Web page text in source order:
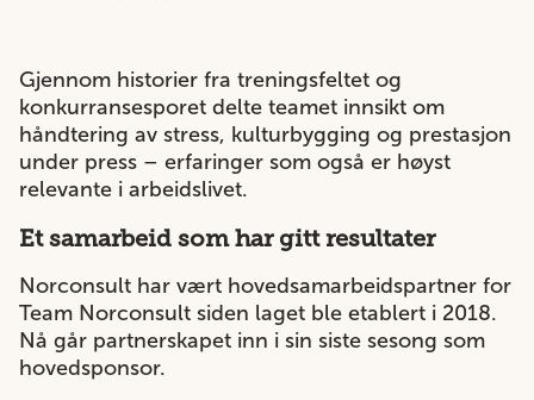
Gjennom historier fra treningsfeltet og
konkurransesporet delte teamet innsikt om
håndtering av stress, kulturbygging og prestasjon
under press – erfaringer som også er høyst
relevante i arbeidslivet.
Et samarbeid som har gitt resultater
Norconsult har vært hovedsamarbeidspartner for
Team Norconsult siden laget ble etablert i 2018.
Nå går partnerskapet inn i sin siste sesong som
hovedsponsor.